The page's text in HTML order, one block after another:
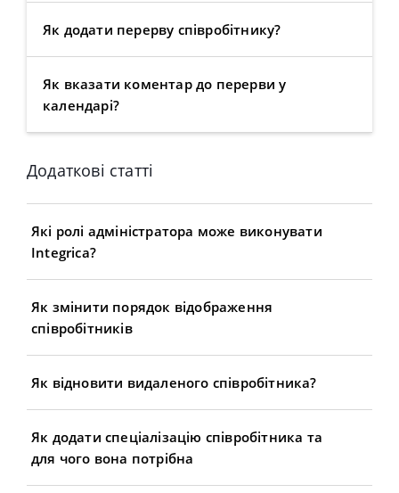
Як додати перерву співробітнику?
Як вказати коментар до перерви у
календарі?
Додаткові статті
Які ролі адміністратора може виконувати
Integrica?
Як змінити порядок відображення
співробітників
Як відновити видаленого співробітника?
Як додати спеціалізацію співробітника та
для чого вона потрібна